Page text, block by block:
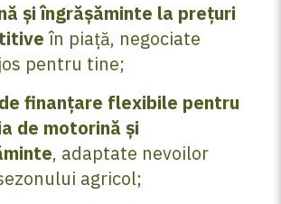
și îngrășăminte la prețuri
în piață, negociate
pentru tine;
finanțare flexibile pentru
de motorină și
, adaptate nevoilor
agricol;